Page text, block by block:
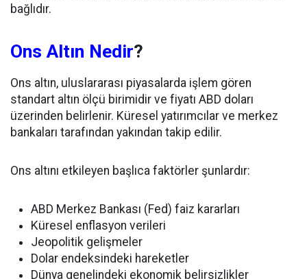
bağlıdır.
Ons Altın Nedir?
Ons altın, uluslararası piyasalarda işlem gören
standart altın ölçü birimidir ve fiyatı ABD doları
üzerinden belirlenir. Küresel yatırımcılar ve merkez
bankaları tarafından yakından takip edilir.
Ons altını etkileyen başlıca faktörler şunlardır:
ABD Merkez Bankası (Fed) faiz kararları
Küresel enflasyon verileri
Jeopolitik gelişmeler
Dolar endeksindeki hareketler
Dünya genelindeki ekonomik belirsizlikler